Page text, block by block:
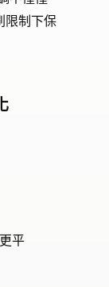
制下保
平